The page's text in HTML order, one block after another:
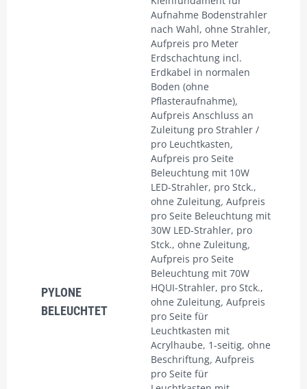
PYLONE
BELEUCHTET
Aufnahme Bodenstrahler
nach Wahl, ohne Strahler,
Aufpreis pro Meter
Erdschachtung incl.
Erdkabel in normalen
Boden (ohne
Pflasteraufnahme),
Aufpreis Anschluss an
Zuleitung pro Strahler /
pro Leuchtkasten,
Aufpreis pro Seite
Beleuchtung mit 10W
LED-Strahler, pro Stck.,
ohne Zuleitung, Aufpreis
pro Seite Beleuchtung mit
30W LED-Strahler, pro
Stck., ohne Zuleitung,
Aufpreis pro Seite
Beleuchtung mit 70W
HQUI-Strahler, pro Stck.,
ohne Zuleitung, Aufpreis
pro Seite für
Leuchtkasten mit
Acrylhaube, 1-seitig, ohne
Beschriftung, Aufpreis
pro Seite für